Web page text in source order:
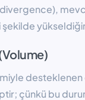
şekilde
çünkü bu